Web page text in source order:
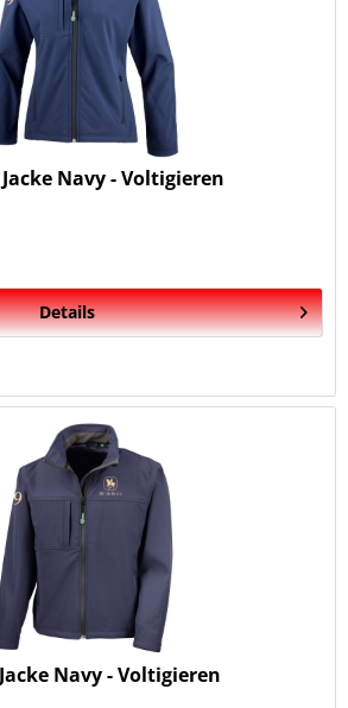
Navy - Voltigieren
Details
Navy - Voltigieren